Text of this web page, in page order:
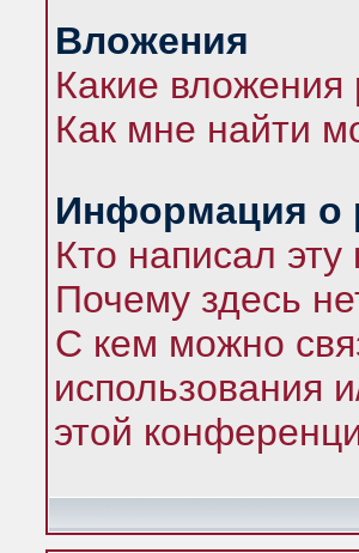
Вложения
Какие
Как мне найти
Информация о
Кто написал
Почему здесь
С кем можно
использования
этой